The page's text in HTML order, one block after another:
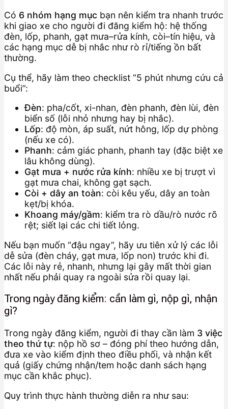
Có 6 nhóm hạng mục bạn nên kiểm tra nhanh trước
khi giao xe cho người đi đăng kiểm hộ: hệ thống
đèn, lốp, phanh, gạt mưa–rửa kính, còi–tín hiệu, và
các hạng mục dễ bị nhắc như rò rỉ/tiếng ồn bất
thường.
Cụ thể, hãy làm theo checklist “5 phút nhưng cứu cả
buổi”:
Đèn: pha/cốt, xi-nhan, đèn phanh, đèn lùi, đèn
biển số (lỗi nhỏ nhưng hay bị nhắc).
Lốp: độ mòn, áp suất, nứt hông, lốp dự phòng
(nếu xe có).
Phanh: cảm giác phanh, phanh tay (đặc biệt xe
lâu không dùng).
Gạt mưa + nước rửa kính: nhiều xe bị trượt vì
gạt mưa chai, không gạt sạch.
Còi + dây an toàn: còi kêu yếu, dây an toàn
kẹt/bị khóa.
Khoang máy/gầm: kiểm tra rò dầu/rò nước rõ
rệt; siết lại các chi tiết lỏng.
Nếu bạn muốn “đậu ngay”, hãy ưu tiên xử lý các lỗi
dễ sửa (đèn cháy, gạt mưa, lốp non) trước khi đi.
Các lỗi này rẻ, nhanh, nhưng lại gây mất thời gian
nhất nếu phải quay ra ngoài sửa rồi quay lại.
Trong ngày đăng kiểm: cần làm gì, nộp gì, nhận
gì?
Trong ngày đăng kiểm, người đi thay cần làm 3 việc
theo thứ tự: nộp hồ sơ – đóng phí theo hướng dẫn,
đưa xe vào kiểm định theo điều phối, và nhận kết
quả (giấy chứng nhận/tem hoặc danh sách hạng
mục cần khắc phục).
Quy trình thực hành thường diễn ra như sau: